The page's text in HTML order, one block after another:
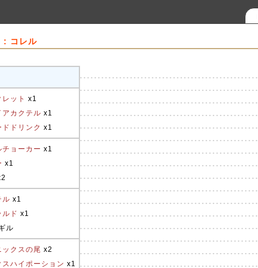
: コレル
ット x1
アカクテル x1
ドドリンク x1
チョーカー x1
x1
ル x1
ルド x1
ル
ックスの尾 x2
スハイポーション x1